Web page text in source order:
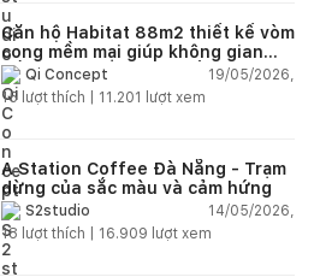
Căn hộ Habitat 88m2 thiết kế vòm
cong mềm mại giúp không gian
sống hiện đại trở nên ấm áp hơn
Qi Concept
19/05/2026,
15 lượt thích | 11.201 lượt xem
A Station Coffee Đà Nẵng - Trạm
dừng của sắc màu và cảm hứng
S2studio
14/05/2026,
18 lượt thích | 16.909 lượt xem